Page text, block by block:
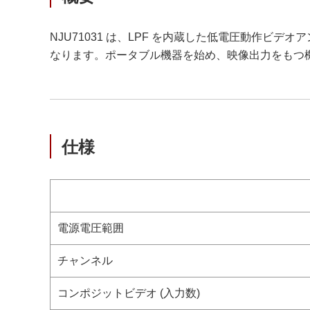
NJU71031 は、LPF を内蔵した低電圧動作ビデオ
なります。ポータブル機器を始め、映像出力をもつ
仕様
電源電圧範囲
チャンネル
コンポジットビデオ (入力数)